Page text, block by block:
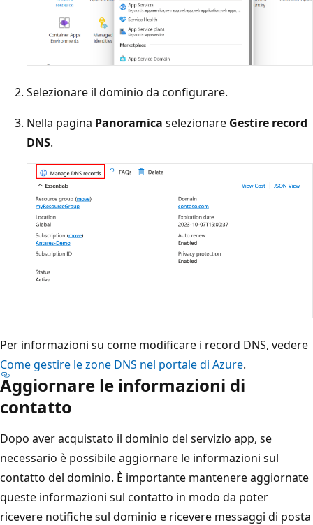
Selezionare il dominio da configurare.
Nella pagina Panoramica selezionare Gestire record
DNS.
Per informazioni su come modificare i record DNS, vedere
Come gestire le zone DNS nel portale di Azure.
Aggiornare le informazioni di
contatto
Dopo aver acquistato il dominio del servizio app, se
necessario è possibile aggiornare le informazioni sul
contatto del dominio. È importante mantenere aggiornate
queste informazioni sul contatto in modo da poter
ricevere notifiche sul dominio e ricevere messaggi di posta